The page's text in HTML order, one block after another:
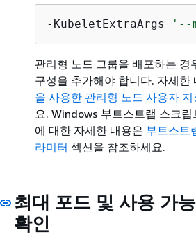
-KubeletExtraArgs '--
관리형 노드 그룹을 배포하는 경
구성을 추가해야 합니다. 자세한
을 사용한 관리형 노드 사용자 지
요. Windows 부트스트랩 스크립
에 대한 자세한 내용은 부트스트
라미터 섹션을 참조하세요.
최대 포드 및 사용 가
확인